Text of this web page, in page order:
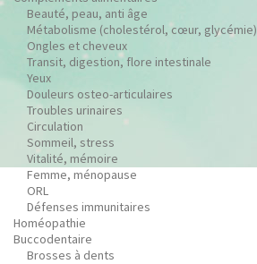
Beauté, peau, anti âge
Métabolisme (cholestérol, cœur, glycémie)
Ongles et cheveux
Transit, digestion, flore intestinale
Yeux
Douleurs osteo-articulaires
Troubles urinaires
Circulation
Sommeil, stress
Vitalité, mémoire
Femme, ménopause
ORL
Défenses immunitaires
Homéopathie
Buccodentaire
Brosses à dents